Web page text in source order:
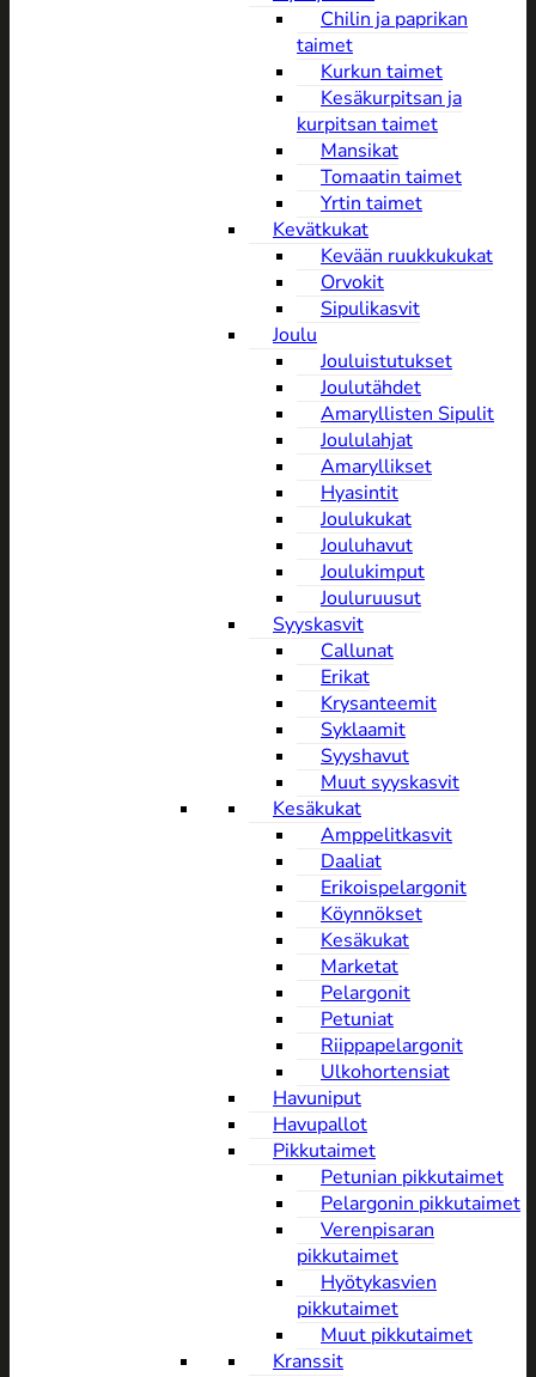
Chilin ja paprikan
taimet
Kurkun taimet
Kesäkurpitsan ja
kurpitsan taimet
Mansikat
Tomaatin taimet
Yrtin taimet
Kevätkukat
Kevään ruukkukukat
Orvokit
Sipulikasvit
Joulu
Jouluistutukset
Joulutähdet
Amaryllisten Sipulit
Joululahjat
Amaryllikset
Hyasintit
Joulukukat
Jouluhavut
Joulukimput
Jouluruusut
Syyskasvit
Callunat
Erikat
Krysanteemit
Syklaamit
Syyshavut
Muut syyskasvit
Kesäkukat
Amppelitkasvit
Daaliat
Erikoispelargonit
Köynnökset
Kesäkukat
Marketat
Pelargonit
Petuniat
Riippapelargonit
Ulkohortensiat
Havuniput
Havupallot
Pikkutaimet
Petunian pikkutaimet
Pelargonin pikkutaimet
Verenpisaran
pikkutaimet
Hyötykasvien
pikkutaimet
Muut pikkutaimet
Kranssit